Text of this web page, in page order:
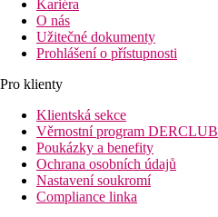
Kariéra
O nás
Užitečné dokumenty
Prohlášení o přístupnosti
Pro klienty
Klientská sekce
Věrnostní program DERCLUB
Poukázky a benefity
Ochrana osobních údajů
Nastavení soukromí
Compliance linka